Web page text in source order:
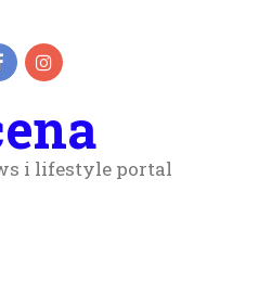
i lifestyle portal